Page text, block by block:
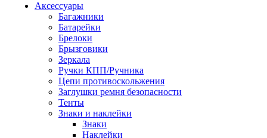
Аксессуары
Багажники
Батарейки
Брелоки
Брызговики
Зеркала
Ручки КПП/Ручника
Цепи противоскольжения
Заглушки ремня безопасности
Тенты
Знаки и наклейки
Знаки
Наклейки